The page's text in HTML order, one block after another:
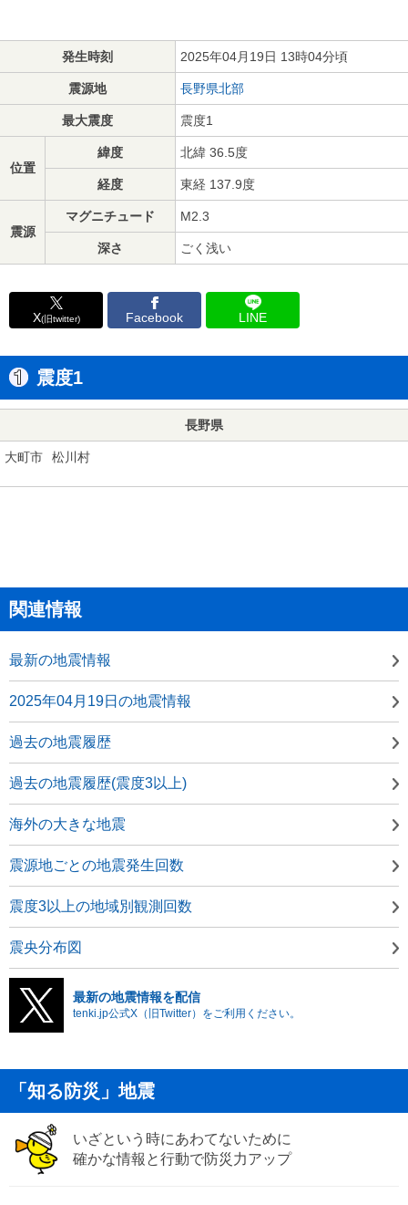
発生時刻 2025年04月19日 13時04分頃
震源地 長野県北部
最大震度 震度1
位置
緯度 北緯 36.5度
経度 東経 137.9度
震源
マグニチュード M2.3
深さ ごく浅い
X(旧twitter) Facebook LINE
震度1
長野県
大町市 松川村
関連情報
最新の地震情報
2025年04月19日の地震情報
過去の地震履歴
過去の地震履歴(震度3以上)
海外の大きな地震
震源地ごとの地震発生回数
震度3以上の地域別観測回数
震央分布図
最新の地震情報を配信
tenki.jp公式X（旧Twitter）をご利用ください。
「知る防災」地震
いざという時にあわてないために
確かな情報と行動で防災力アップ